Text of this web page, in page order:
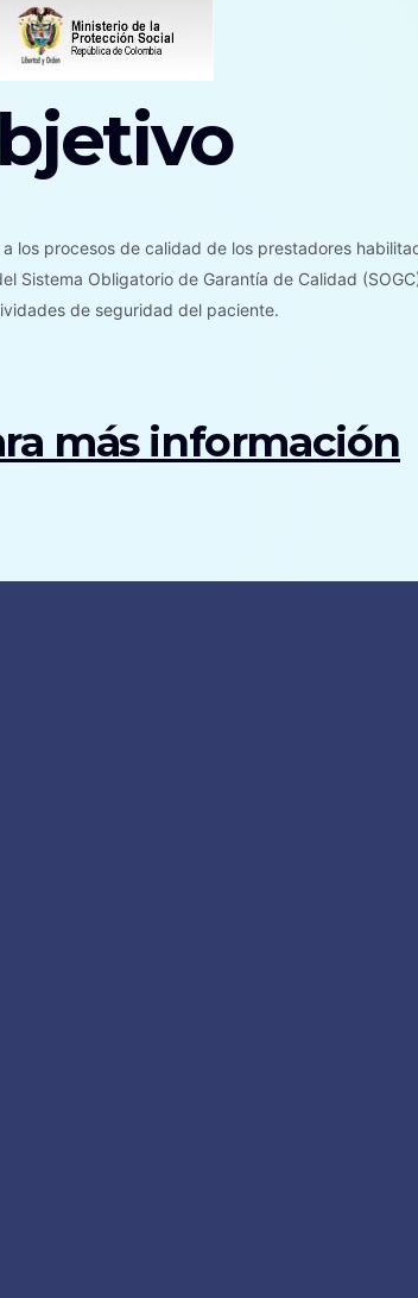
los procesos de calidad de los prestadores
Sistema Obligatorio de Garantía de Calidad
de seguridad del paciente.
más información